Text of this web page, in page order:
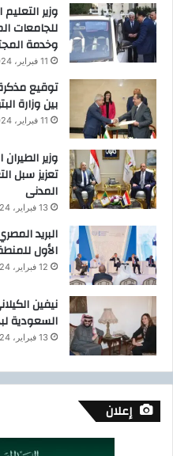
وزير
للجامعات
وخدمة
11 فبراير، 2024
توقيع
بين وزارة
11 فبراير، 2024
وزير
تعزيز سبل
المدنى
13 فبراير، 2024
البريد
الأول
12 فبراير، 2024
نيفين
السعودية
13 فبراير، 2024
إعلان